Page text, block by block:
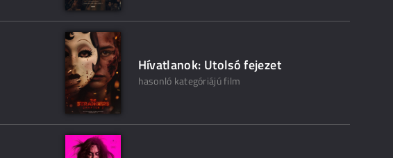
Hívatlanok: Utolsó fejezet
hasonló kategóriájú film